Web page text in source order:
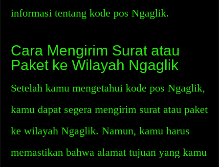
informasi tentang kode pos Ngaglik.
Cara Mengirim Surat atau
Paket ke Wilayah Ngaglik
Setelah kamu mengetahui kode pos Ngaglik,
kamu dapat segera mengirim surat atau paket
ke wilayah Ngaglik. Namun, kamu harus
memastikan bahwa alamat tujuan yang kamu